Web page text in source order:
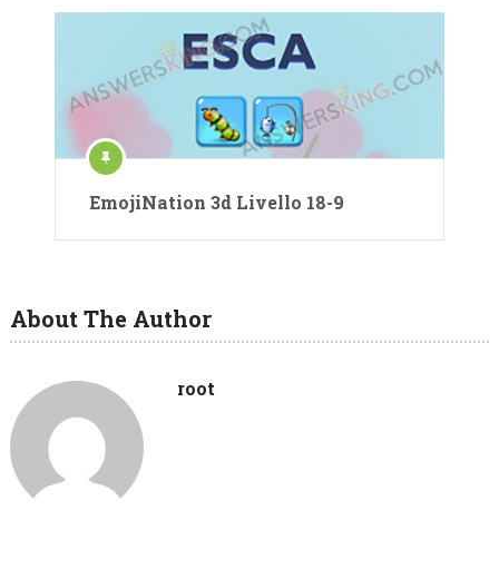
EmojiNation 3d Livello 18-9
About The Author
root